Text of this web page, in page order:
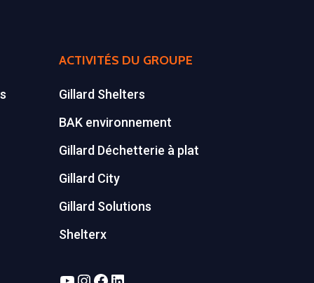
ACTIVITÉS DU GROUPE
Gillard Shelters
BAK environnement
Gillard Déchetterie à plat
Gillard City
Gillard Solutions
Shelterx
YouTube
Instagram
Facebook